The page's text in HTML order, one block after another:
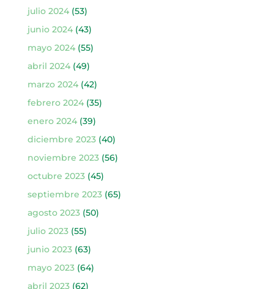
julio 2024(53)
junio 2024(43)
mayo 2024(55)
abril 2024(49)
marzo 2024(42)
febrero 2024(35)
enero 2024(39)
diciembre 2023(40)
noviembre 2023(56)
octubre 2023(45)
septiembre 2023(65)
agosto 2023(50)
julio 2023(55)
junio 2023(63)
mayo 2023(64)
abril 2023(62)